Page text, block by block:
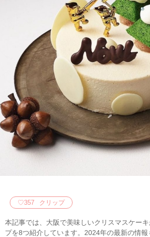
♡357 クリップ
本記事では、大阪で美味しいクリスマスケー
プを8つ紹介しています。2024年の最新の情